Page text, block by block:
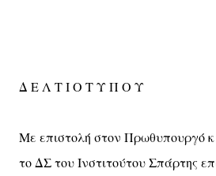
Δ Ε Λ Τ Ι Ο Τ Υ Π Ο Υ
Με επιστολή στον Πρωθυπουργό
το ΔΣ του Ινστιτούτου Σπάρτης